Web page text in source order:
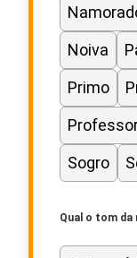
Noiva
Primo
Sogro
Qual o tom da